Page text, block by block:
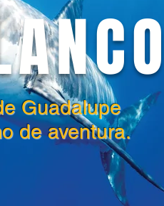
Guadalupe
de aventura.